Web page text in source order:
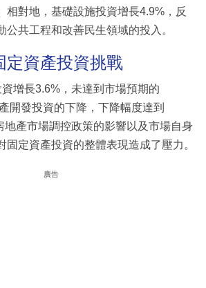
相對地，基礎設施投資增長4.9%，反
公共工程和改善民生領域的投入。
定資產投資挑戰
增長3.6%，未達到市場預期的
開發投資的下降，下降幅度達到
地產市場調控政策的影響以及市場自身
固定資產投資的整體表現造成了壓力。
廣告